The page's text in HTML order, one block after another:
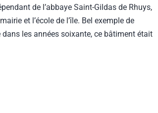
de l’abbaye Saint-Gildas de Rhuys,
et l’école de l’île. Bel exemple de
les années soixante, ce bâtiment était